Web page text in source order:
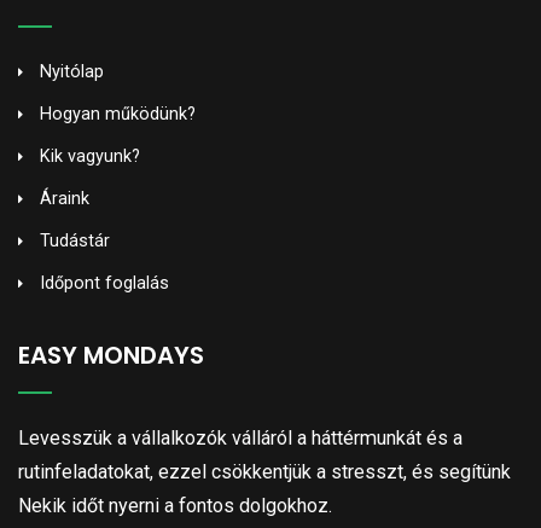
Nyitólap
Hogyan működünk?
Kik vagyunk?
Áraink
Tudástár
Időpont foglalás
EASY MONDAYS
Levesszük a vállalkozók válláról a háttérmunkát és a
rutinfeladatokat, ezzel csökkentjük a stresszt, és segítünk
Nekik időt nyerni a fontos dolgokhoz.